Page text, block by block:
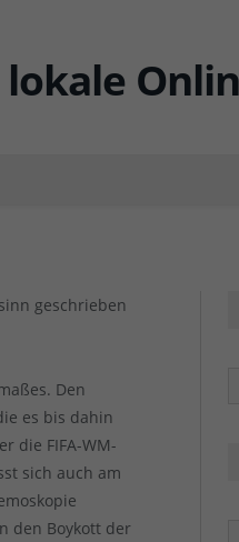
geschrieben
Den
es bis dahin
die FIFA-WM-
sich auch am
den Boykott der